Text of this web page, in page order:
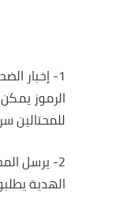
1- إخبار الضحايا بمشاركة
الرموز
للمحتالين
2- يرسل
الهدية